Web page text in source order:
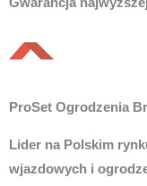
Gwarancja
ProSet Ogrodzenia
Lider na Polskim
wjazdowych i